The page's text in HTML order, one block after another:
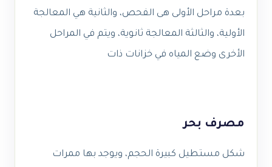
بعدة مراحل الأولى هى الفحص، والثانية هي المعالجة
الأولية، والثالثة المعالجة ثانوية، ويتم في المراحل
الأخرى وضع المياه في خزانات ذات
مصرف بحر
شكل مستطيل كبيرة الحجم، ويوجد بها ممرات